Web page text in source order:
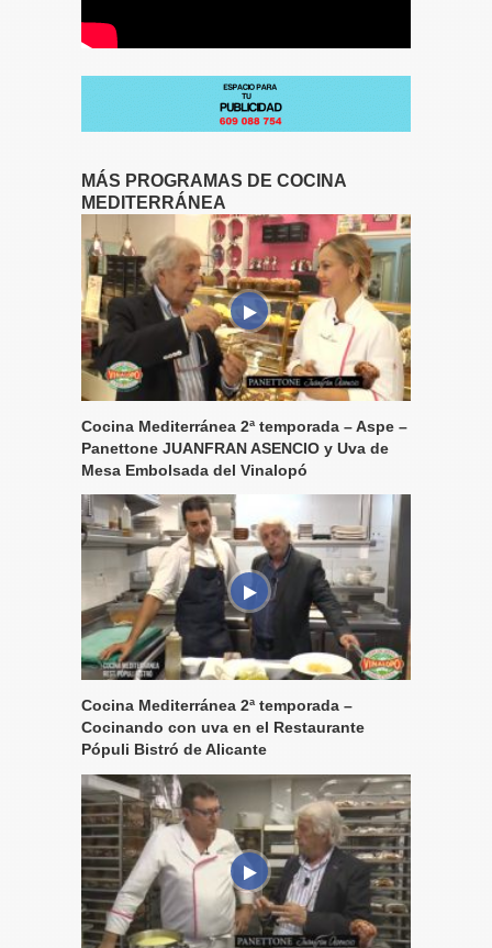
MÁS PROGRAMAS DE COCINA
MEDITERRÁNEA
Cocina Mediterránea 2ª temporada – Aspe –
Panettone JUANFRAN ASENCIO y Uva de
Mesa Embolsada del Vinalopó
Cocina Mediterránea 2ª temporada –
Cocinando con uva en el Restaurante
Pópuli Bistró de Alicante